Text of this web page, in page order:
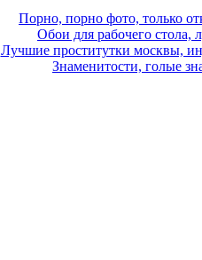
Порно, порно фото, только
Обои для рабочего стола,
Лучшие проститутки москвы,
Знаменитости, голые